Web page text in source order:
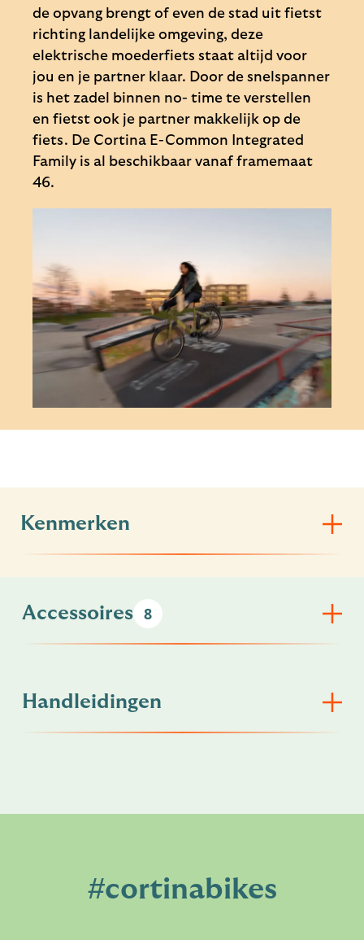
de opvang brengt of even de stad uit fietst
richting landelijke omgeving, deze
elektrische moederfiets staat altijd voor
jou en je partner klaar. Door de snelspanner
is het zadel binnen no- time te verstellen
en fietst ook je partner makkelijk op de
fiets. De Cortina E-Common Integrated
Family is al beschikbaar vanaf framemaat
46.
Kenmerken
Accessoires 8
Handleidingen
#cortinabikes